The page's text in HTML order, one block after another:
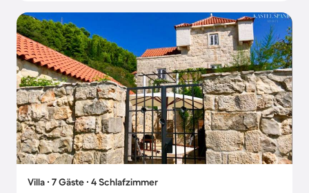
Villa ∙ 7 Gäste ∙ 4 Schlafzimmer